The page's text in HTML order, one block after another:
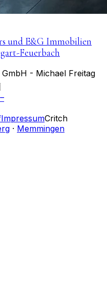
und E&G Immobilien
Feuerbach
- Michael Freitag
ImpressumCritch
· Memmingen